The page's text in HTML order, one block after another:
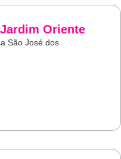
Oriente
São José dos